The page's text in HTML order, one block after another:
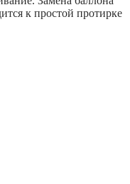
к простой протирке